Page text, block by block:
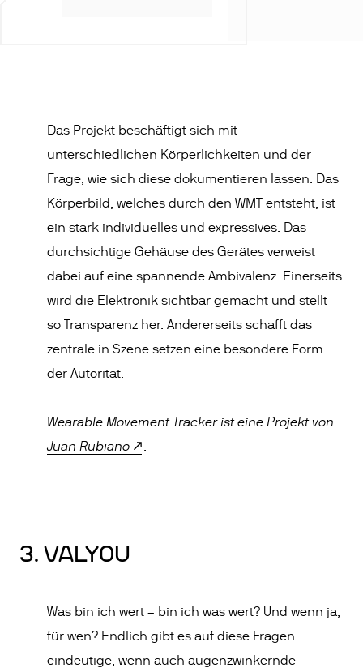
Das Projekt beschäftigt sich mit
unterschiedlichen Körperlichkeiten und der
Frage, wie sich diese dokumentieren lassen. Das
Körperbild, welches durch den WMT entsteht, ist
ein stark individuelles und expressives. Das
durchsichtige Gehäuse des Gerätes verweist
dabei auf eine spannende Ambivalenz. Einerseits
wird die Elektronik sichtbar gemacht und stellt
so Transparenz her. Andererseits schafft das
zentrale in Szene setzen eine besondere Form
der Autorität.
Wearable Movement Tracker ist eine Projekt von
Juan Rubiano
.
3. VALYOU
Was bin ich wert – bin ich was wert? Und wenn ja,
für wen? Endlich gibt es auf diese Fragen
eindeutige, wenn auch augenzwinkernde